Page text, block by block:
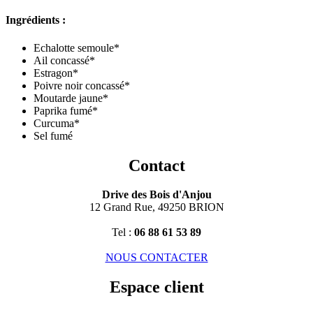
Ingrédients :
Echalotte semoule*
Ail concassé*
Estragon*
Poivre noir concassé*
Moutarde jaune*
Paprika fumé*
Curcuma*
Sel fumé
Contact
Drive des Bois d'Anjou
12 Grand Rue, 49250 BRION
Tel : 06 88 61 53 89
NOUS CONTACTER
Espace client